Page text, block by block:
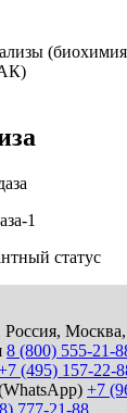
1
статус
Россия,
8 (800) 555-21-
(495) 157-22-
+7